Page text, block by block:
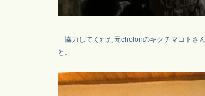
協力してくれた元cholonのキクチマコトさ
と。